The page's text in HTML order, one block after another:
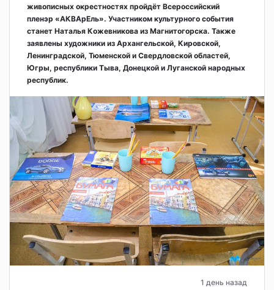
живописных окрестностях пройдёт Всероссийский
пленэр «АКВАрЕль». Участником культурного события
станет Наталья Кожевникова из Магнитогорска. Также
заявлены художники из Архангельской, Кировской,
Ленинградской, Тюменской и Свердловской областей,
Югры, республики Тыва, Донецкой и Луганской народных
республик.
1 день назад